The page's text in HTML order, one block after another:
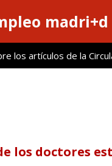
madri+d
los artículos de la
los doctores